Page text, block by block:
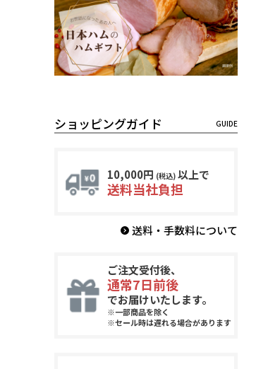
ショッピングガイド
10,000円 (税込) 以上で
送料当社負担
送料・手数料について
ご注文受付後、
通常7日前後
でお届けいたします。
※一部商品を除く
※セール時は遅れる場合があります